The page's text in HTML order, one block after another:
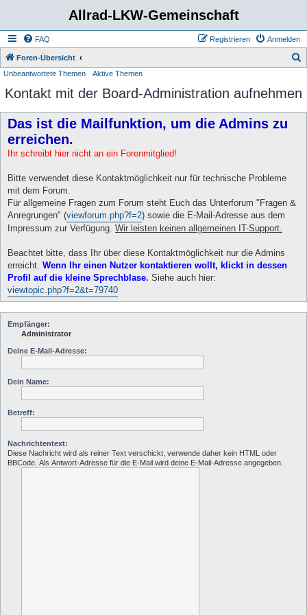
Allrad-LKW-Gemeinschaft
FAQ Anmelden
Registrieren
Foren-Übersicht
Unbeantwortete Themen Aktive Themen
Kontakt mit der Board-Administration aufnehmen
Das ist die Mailfunktion, um die Admins zu
erreichen.
Ihr schreibt hier nicht an ein Forenmitglied!
Bitte verwendet diese Kontaktmöglichkeit nur für technische Probleme
mit dem Forum.
Für allgemeine Fragen zum Forum steht Euch das Unterforum "Fragen &
Anregrungen" (viewforum.php?f=2) sowie die E-Mail-Adresse aus dem
Impressum zur Verfügung. Wir leisten keinen allgemeinen IT-Support.
Beachtet bitte, dass Ihr über diese Kontaktmöglichkeit nur die Admins
erreicht. Wenn Ihr einen Nutzer kontaktieren wollt, klickt in dessen
Profil auf die kleine Sprechblase. Siehe auch hier:
viewtopic.php?f=2&t=79740
Empfänger:
Administrator
Deine E-Mail-Adresse:
Dein Name:
Betreff:
Nachrichtentext:
Diese Nachricht wird als reiner Text verschickt, verwende daher kein HTML oder
BBCode. Als Antwort-Adresse für die E-Mail wird deine E-Mail-Adresse angegeben.